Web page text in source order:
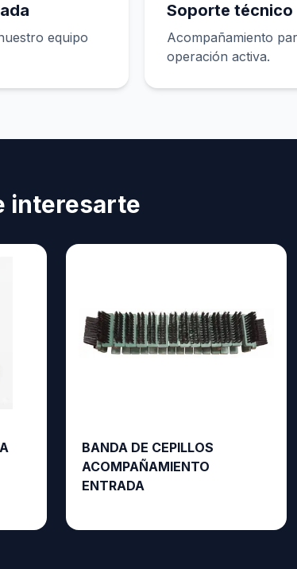
equipo
Soporte técnico
Acompañamiento
operación activa.
interesarte
BANDA DE CEPILLOS
ACOMPAÑAMIENTO
ENTRADA